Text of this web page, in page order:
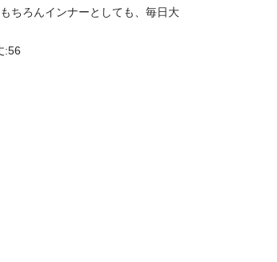
ちろんインナーとしても、毎日大
:56